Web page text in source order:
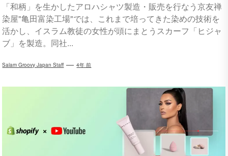
「和柄」を生かしたアロハシャツ製造・販売を行なう京友禅
染屋"亀田富染工場"では、これまで培ってきた染めの技術を
活かし、イスラム教徒の女性が頭にまとうスカーフ「ヒジャ
ブ」を製造。同社...
Salam Groovy Japan Staff 4年 前